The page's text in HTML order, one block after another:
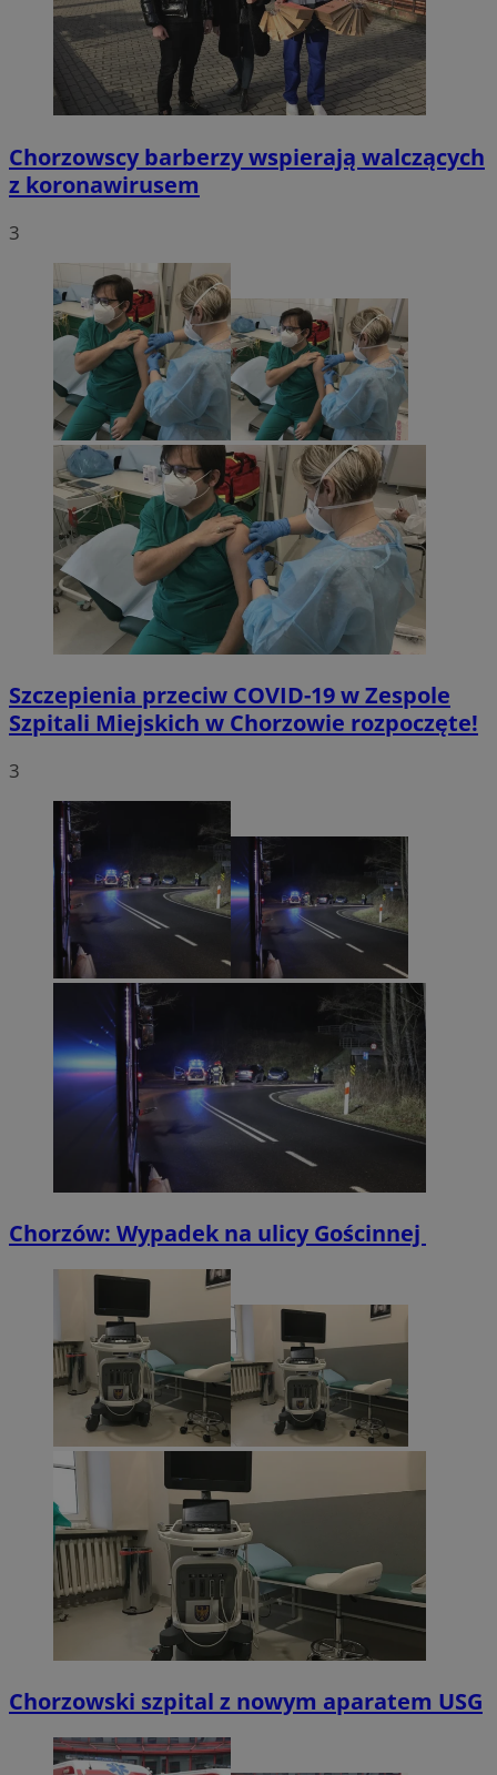
Chorzowscy barberzy wspierają walczących
z koronawirusem
3
Szczepienia przeciw COVID-19 w Zespole
Szpitali Miejskich w Chorzowie rozpoczęte!
3
Chorzów: Wypadek na ulicy Gościnnej
Chorzowski szpital z nowym aparatem USG